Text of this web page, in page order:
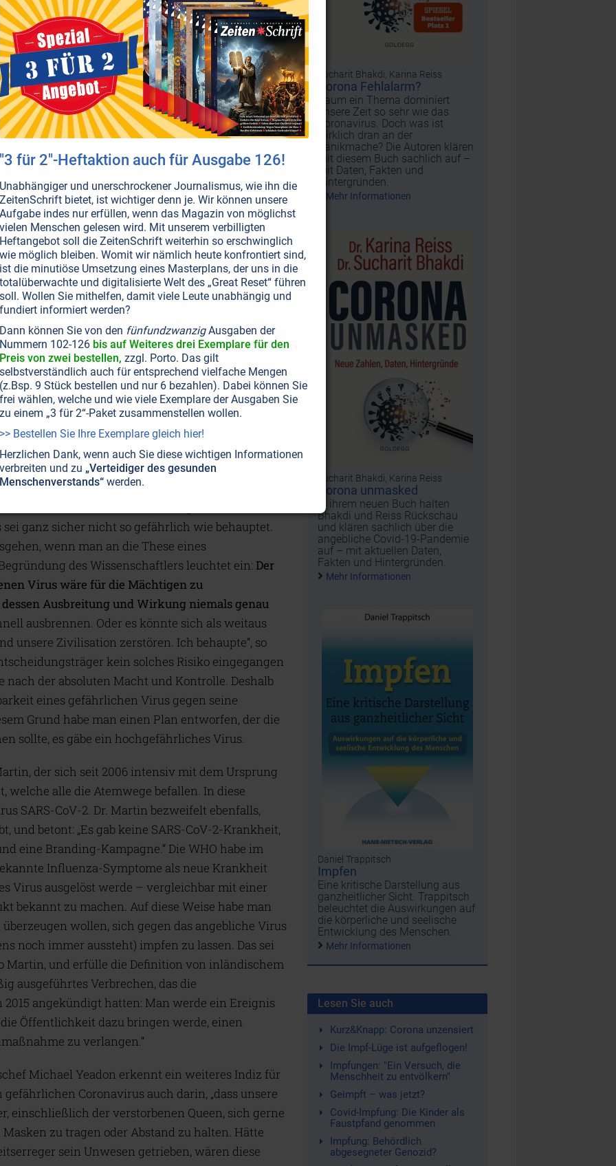
derAllergy & RespiratoryForschungsabteilung
dem Gebiet viraler Atemwegsinfekte. Yeadon hat
veröffentlicht und war seit 2011 als Berater für
tätig. Seit Beginn der „Plandemie“ ist er eine
Vernunft (und wissenschaftlicher
Regierungen propagierte Version der
Frühjahr 2023 verfasste Dr. Yeadon einen Brief,
daran, dass dieses [Covid-]Virus jemals im Umlauf
und Tod verursacht hat.Dass fast niemand diese
die Molekularbiologie die einfachste
betrügen kann, macht mir Sorgen.“
der Medienrummel, dass das Coronavirus eben
größter Wahrscheinlichkeit aus einem Virenlabor
entwichen sei? Immerhin hatte man zuvor alles
damit diese an sich plausible These in den
als pure„Verschwörungserzählung“
wurde – wenn man sie denn überhaupt
Und nun diskutieren die „Experten“ plötzlich
darüber? Für Yeadon ganz klar ein
„Meiner Meinung nach tut man all
die Öffentlichkeit genau das glaubt, was sie
dass es nämlich tatsächlich ein neuartiges und
Virus gibt.“
seiner intensiven Nachforschungen hält Dr.
sei ganz sicher nicht so gefährlich wie behauptet.
wenn man an die These eines
des Wissenschaftlers leuchtet ein: Der
Virus wäre für die Mächtigen zu
Ausbreitung und Wirkung niemals genau
ausbrennen. Oder es könnte sich als weitaus
unsere Zivilisation zerstören. Ich behaupte“, so
kein solches Risiko eingegangen
der absoluten Macht und Kontrolle. Deshalb
eines gefährlichen Virus gegen seine
Grund habe man einen Plan entworfen, der die
sollte, es gäbe ein hochgefährliches Virus.
der sich seit 2006 intensiv mit dem Ursprung
welche alle die Atemwege befallen. In diese
SARS-CoV-2. Dr. Martin bezweifelt ebenfalls,
und betont: „Es gab keine SARS-CoV-2-Krankheit,
eine Branding-Kampagne.“ Die WHO habe im
Influenza-Symptome als neue Krankheit
Virus ausgelöst werde – vergleichbar mit einer
bekannt zu machen. Auf diese Weise habe man
wollen, sich gegen das angebliche Virus
noch immer aussteht) impfen zu lassen. Das sei
Martin, und erfülle die Definition von inländischem
ausgeführtes Verbrechen, das die
angekündigt hatten: Man werde ein Ereignis
Öffentlichkeit dazu bringen werde, einen
zu verlangen.“
Michael Yeadon erkennt ein weiteres Indiz für
Coronavirus auch darin, „dass unsere
einschließlich der verstorbenen Queen, sich gerne
zu tragen oder Abstand zu halten. Hätte
sein Unwesen getrieben, wären diese
Sucharit Bhakdi, Karina Reiss
Corona Fehlalarm?
Kaum ein Thema dominiert
unsere Zeit so sehr wie das
Coronavirus. Doch was ist
wirklich dran an der
Panikmache? Die Autoren klären
mit diesem Buch sachlich auf –
mit Daten, Fakten und
Hintergründen.
Mehr Informationen
Sucharit Bhakdi, Karina Reiss
Corona unmasked
In ihrem neuen Buch halten
Bhakdi und Reiss Rückschau
und klären sachlich über die
angebliche Covid-19-Pandemie
auf – mit aktuellen Daten,
Fakten und Hintergründen.
Mehr Informationen
Daniel Trappitsch
Impfen
Eine kritische Darstellung aus
ganzheitlicher Sicht. Trappitsch
beleuchtet die Auswirkungen auf
die körperliche und seelische
Entwicklung des Menschen.
Mehr Informationen
Lesen Sie auch
Kurz&Knapp: Corona unzensiert
Die Impf-Lüge ist aufgeflogen!
Impfungen: "Ein Versuch, die
Menschheit zu entvölkern"
Geimpft – was jetzt?
Covid-Impfung: Die Kinder als
Faustpfand genommen
Impfung: Behördlich
abgesegneter Genozid?
"3 für 2"-Heftaktion auch für Ausgabe 126!
Unabhängiger und unerschrockener Journalismus, wie ihn die
ZeitenSchrift bietet, ist wichtiger denn je. Wir können unsere
Aufgabe indes nur erfüllen, wenn das Magazin von möglichst
vielen Menschen gelesen wird. Mit unserem verbilligten
Heftangebot soll die ZeitenSchrift weiterhin so erschwinglich
wie möglich bleiben. Womit wir nämlich heute konfrontiert sind,
ist die minutiöse Umsetzung eines Masterplans, der uns in die
totalüberwachte und digitalisierte Welt des „Great Reset“ führen
soll. Wollen Sie mithelfen, damit viele Leute unabhängig und
fundiert informiert werden?
Dann können Sie von den fünfundzwanzigAusgaben der
Nummern 102-126 bis auf Weiteres drei Exemplare für den
Preis von zwei bestellen, zzgl. Porto. Das gilt
selbstverständlich auch für entsprechend vielfache Mengen
(z.Bsp. 9 Stück bestellen und nur 6 bezahlen). Dabei können Sie
frei wählen, welche und wie viele Exemplare der Ausgaben Sie
zu einem „3 für 2“-Paket zusammenstellen wollen.
>> Bestellen Sie Ihre Exemplare gleich hier!
Herzlichen Dank, wenn auch Sie diese wichtigen Informationen
verbreiten und zu „Verteidiger des gesunden
Menschenverstands“werden.